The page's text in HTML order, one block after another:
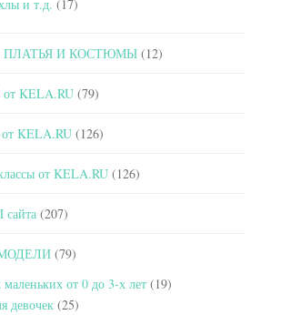
и т.д. (17)
ПЛАТЬЯ И КОСТЮМЫ (12)
KELA.RU (79)
от KELA.RU (126)
от KELA.RU (126)
(207)
(79)
от 0 до 3-х лет (19)
девочек (25)